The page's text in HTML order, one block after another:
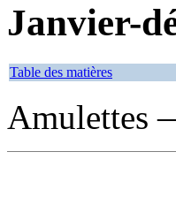
Janvier-
Table des matières
Amulettes